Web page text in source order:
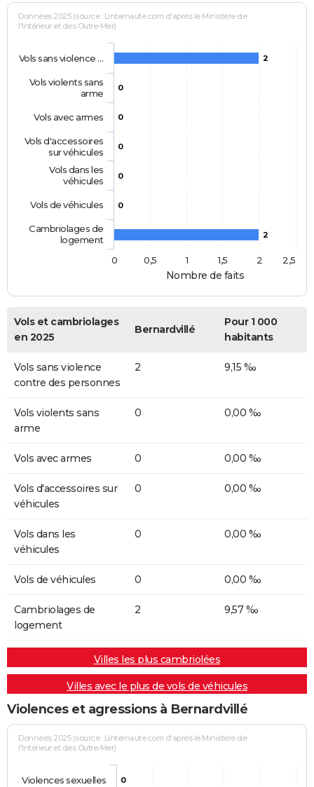
Nombre de faits
Données 2025 (source : Linternaute.com d'après le Ministère de
l'Intérieur et des Outre-Mer)
2
0
0
0
0
0
2
Vols sans violence …
Vols violents sans
arme
Vols avec armes
Vols d'accessoires
sur véhicules
Vols dans les
véhicules
Vols de véhicules
Cambriolages de
logement
0
0,5 1 1,5 2 2,5
Vols et cambriolages
en 2025
Bernardvillé
Pour 1 000
habitants
Vols sans violence
contre des personnes
2 9,15 ‰
Vols violents sans
arme
0 0,00 ‰
Vols avec armes 0 0,00 ‰
Vols d'accessoires sur
véhicules
0 0,00 ‰
Vols dans les
véhicules
0 0,00 ‰
Vols de véhicules 0 0,00 ‰
Cambriolages de
logement
2 9,57 ‰
Villes les plus cambriolées
Villes avec le plus de vols de véhicules
Violences et agressions à Bernardvillé
Données 2025 (source : Linternaute.com d'après le Ministère de
l'Intérieur et des Outre-Mer)
0
Violences sexuelles